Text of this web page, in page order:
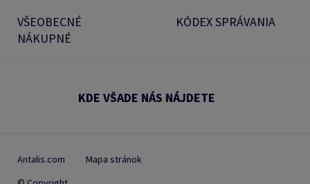
VŠEOBECNÉ
NÁKUPNÉ
KÓDEX SPRÁVANIA
KDE VŠADE NÁS NÁJDETE
Antalis.com
Mapa stránok